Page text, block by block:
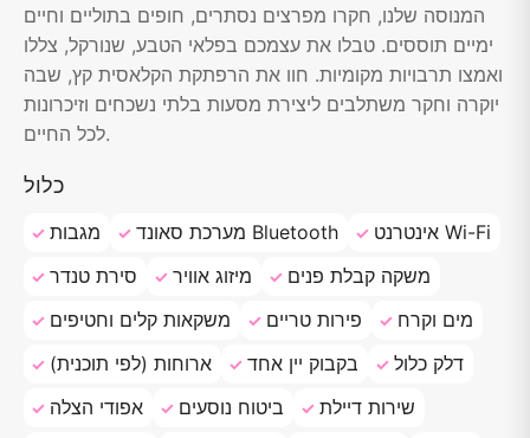
המנוסה שלנו, חקרו מפרצים נסתרים, חופים בתוליים וחיים
ימיים תוססים. טבלו את עצמכם בפלאי הטבע, שנורקל, צללו
ואמצו תרבויות מקומיות. חוו את הרפתקת הקלאסית קץ, שבה
יוקרה וחקר משתלבים ליצירת מסעות בלתי נשכחים וזיכרונות
לכל החיים.
כלול
מגבות מערכת סאונד Bluetooth
אינטרנט Wi-Fi
סירת טנדר
מיזוג אוויר
משקה קבלת פנים
משקאות קלים וחטיפים
פירות טריים
מים וקרח
ארוחות (לפי תוכנית)
בקבוק יין אחד
דלק כלול
אפודי הצלה
ביטוח נוסעים
שירות דיילת